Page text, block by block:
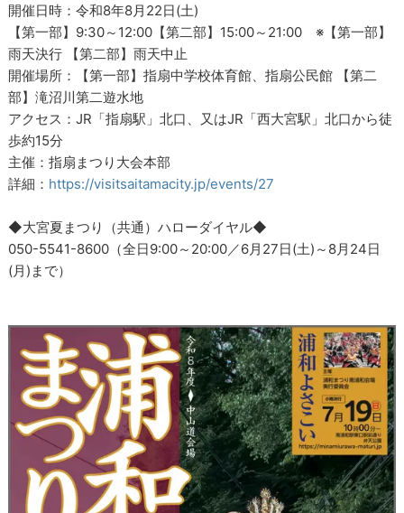
開催日時：令和8年8月22日(土)
【第一部】9:30～12:00【第二部】15:00～21:00 ※【第一部】
雨天決行 【第二部】雨天中止
開催場所：【第一部】指扇中学校体育館、指扇公民館 【第二
部】滝沼川第二遊水地
アクセス：JR「指扇駅」北口、又はJR「西大宮駅」北口から徒
歩約15分
主催：指扇まつり大会本部
詳細： https://visitsaitamacity.jp/events/27
◆大宮夏まつり（共通）ハローダイヤル◆
050-5541-8600（全日9:00～20:00／6月27日(土)～8月24日
(月)まで）